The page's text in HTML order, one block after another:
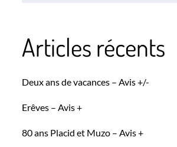
Articles récents
Deux ans de vacances – Avis +/-
Erêves – Avis +
80 ans Placid et Muzo – Avis +